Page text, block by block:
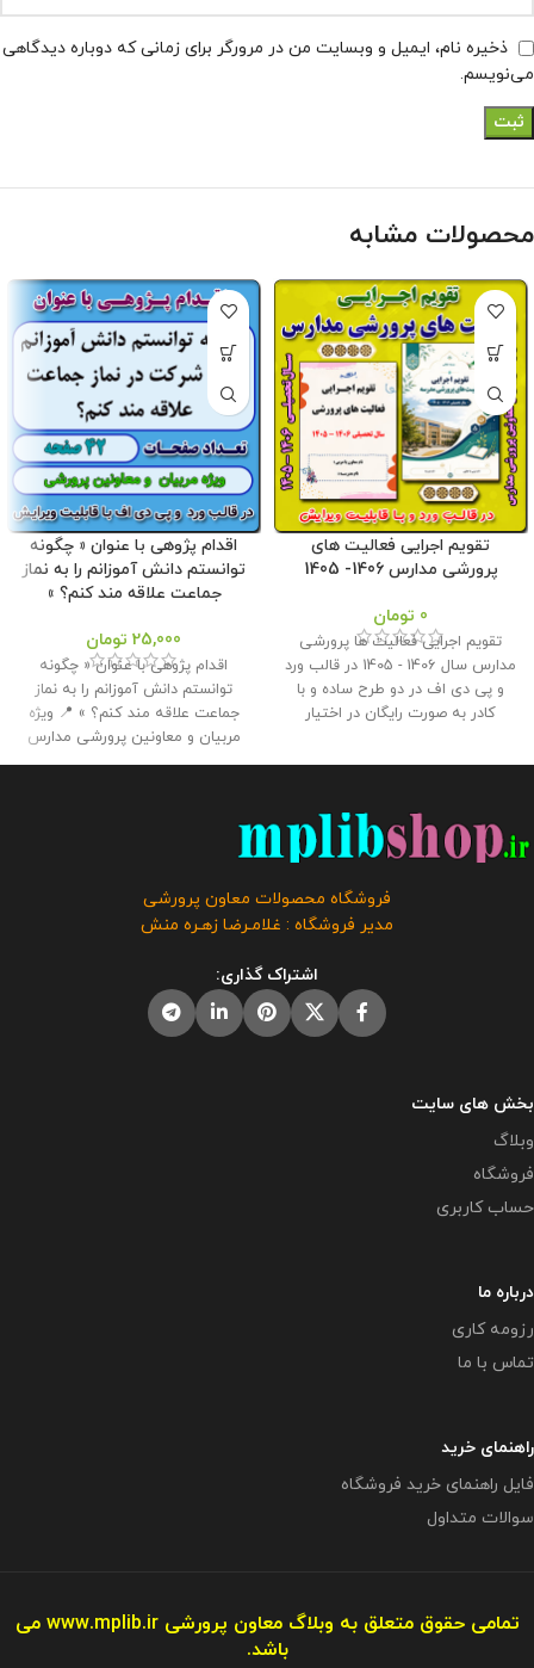
ذخیره نام، ایمیل و وبسایت من در مرورگر برای زمانی که دوباره دیدگاهی
می‌نویسم.
محصولات مشابه
تقویم اجرایی فعالیت های
پرورشی مدارس 1406- 1405
0 تومان
تقویم اجرایی فعالیت ها پرورشی
مدارس سال 1406 - 1405 در قالب ورد
و پی دی اف در دو طرح ساده و با
کادر به صورت رایگان در اختیار
غلامرضا زهره منش گردآورنده : وبلاگ
کلیه حقوق این برنامه متعلق به
فروشگاه معاون پرورشی می باشد و
فروش و انتشار این برنامه توسط
حرام می باشد .
اقدام پژوهی با عنوان « چگونه
توانستم دانش آموزانم را به نماز
جماعت علاقه مند کنم؟ »
25,000 تومان
اقدام پژوهی با عنوان « چگونه
توانستم دانش آموزانم را به نماز
جماعت علاقه مند کنم؟ » 📍 ویژه
مربیان و معاونین پرورشی مدارس
📌 تعداد صفحات : 42 🔻 حجم فایل :
بندی توسط همکار تهیه و آماده شده
جشنواره ها استفاده از آن توصیه
نمی گردد. این محصول مختص
در صورت مشاهده مشابه آن در
سایت های دیگر بدون اجازه ما در
حال استفاده هستند و مورد رضایت ما
فروشگاه محصولات معاون پرورشی
مدیر فروشگاه : غلامـرضا زهـره منش
اشتراک گذاری:
بخش های سایت
وبلاگ
فروشگاه
حساب کاربری
درباره ما
رزومه کاری
تماس با ما
راهنمای خرید
فایل راهنمای خرید فروشگاه
سوالات متداول
تمامی حقوق متعلق به وبلاگ معاون پرورشیwww.mplib.ir می
باشد.